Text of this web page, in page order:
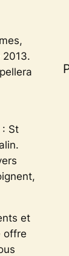
: St
et
offre